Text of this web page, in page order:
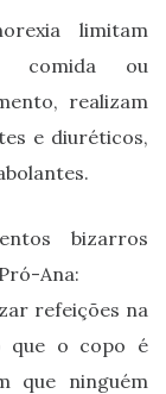
limitam
comida ou
realizam
e diuréticos,
bizarros
Ana:
refeições na
que o copo é
que ninguém